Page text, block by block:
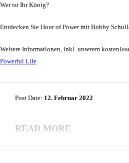
Wer ist Ihr König?
Entdecken Sie Hour of Power mit Bobby
Weitere Informationen, inkl. unserem
Powerful Life
Post Date: 12. Februar 2022
READ MORE